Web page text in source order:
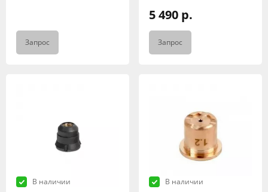
Запрос
5 490 р.
Запрос
В наличии
В наличии